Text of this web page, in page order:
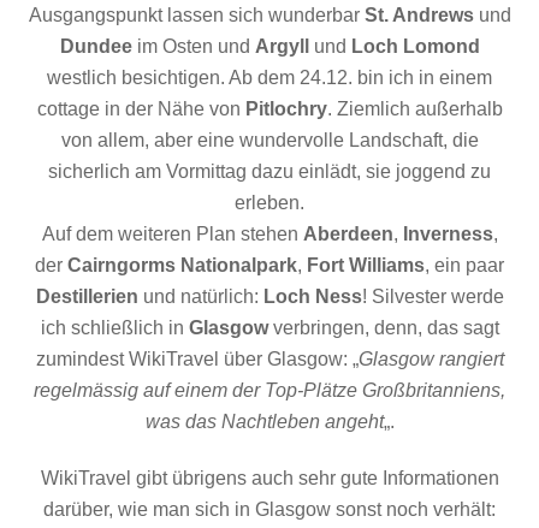
Ausgangspunkt lassen sich wunderbar St. Andrewsund
Dundee im Osten und Argyll und Loch Lomond
westlich besichtigen. Ab dem 24.12. bin ich in einem
cottage in der Nähe von Pitlochry. Ziemlich außerhalb
von allem, aber eine wundervolle Landschaft, die
sicherlich am Vormittag dazu einlädt, sie joggend zu
erleben.
Auf dem weiteren Plan stehen Aberdeen, Inverness,
der Cairngorms Nationalpark, Fort Williams, ein paar
Destillerien und natürlich: Loch Ness! Silvester werde
ich schließlich in Glasgowverbringen, denn, das sagt
zumindest WikiTravel über Glasgow: „Glasgow rangiert
regelmässig auf einem der Top-Plätze Großbritanniens,
was das Nachtleben angeht„.
WikiTravel gibt übrigens auch sehr gute Informationen
darüber, wie man sich in Glasgow sonst noch verhält: